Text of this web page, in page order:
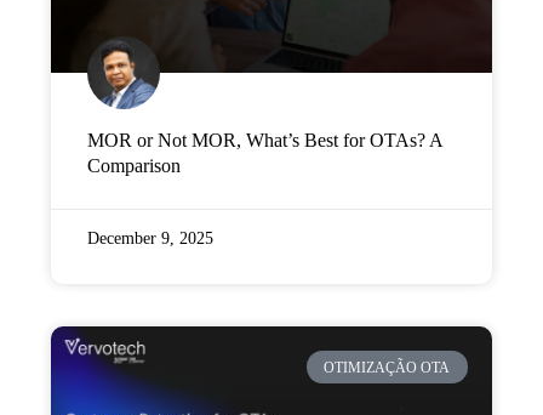
MOR or Not MOR, What’s Best for OTAs? A
Comparison
December 9, 2025
OTIMIZAÇÃO OTA